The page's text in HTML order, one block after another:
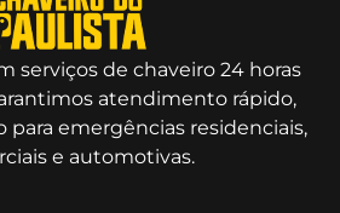
serviços de chaveiro 24 horas
atendimento rápido,
para emergências residenciais,
e automotivas.